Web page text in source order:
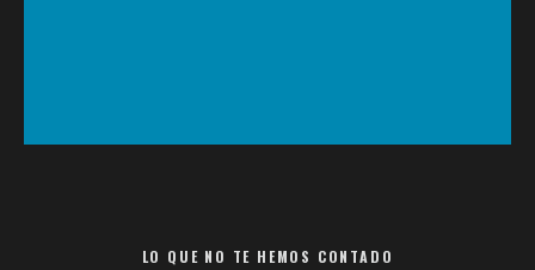
LO QUE NO TE HEMOS CONTADO